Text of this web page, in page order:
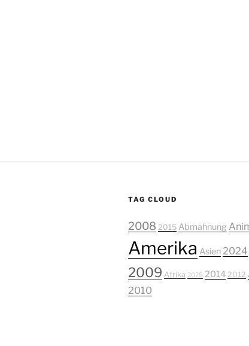
TAG CLOUD
2008 2015 Abmahnung
Amerika Asien 2024
2009 Afrika 2028 2014 2012
2010